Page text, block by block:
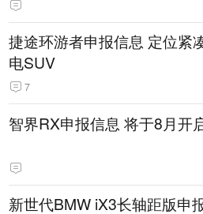
捷途环游者申报信息 定位紧
电SUV
7
智界RX申报信息 将于8月开
新世代BMW iX3长轴距版申